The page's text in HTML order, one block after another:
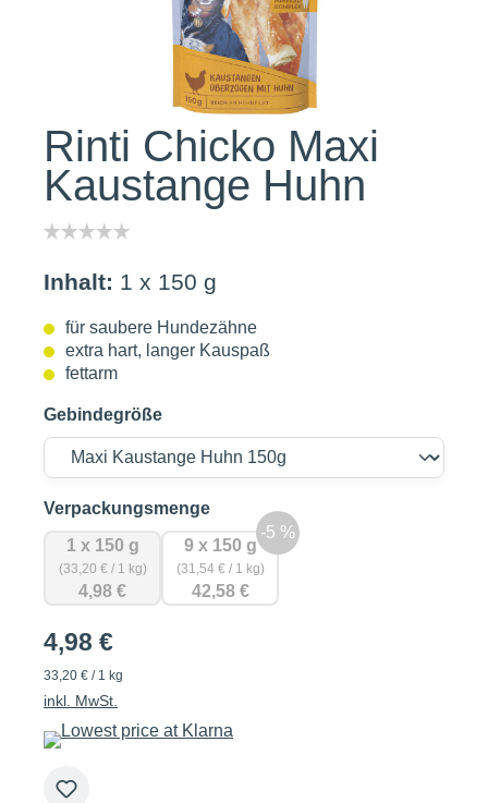
Rinti Chicko Maxi
Kaustange Huhn
Inhalt: 1 x 150 g
für saubere Hundezähne
extra hart, langer Kauspaß
fettarm
Gebindegröße
Verpackungsmengeauswählen
1 x 150 g
(33,20 € / 1 kg)
4,98 €
9 x 150 g
(31,54 € / 1 kg)
42,58 €
4,98 €
33,20 € / 1 kg
inkl. MwSt.